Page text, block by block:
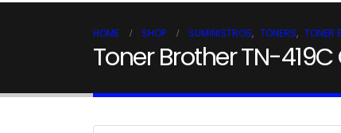
HOME SHOP SUMINISTROS, TONERS, TONER
Toner Brother TN-